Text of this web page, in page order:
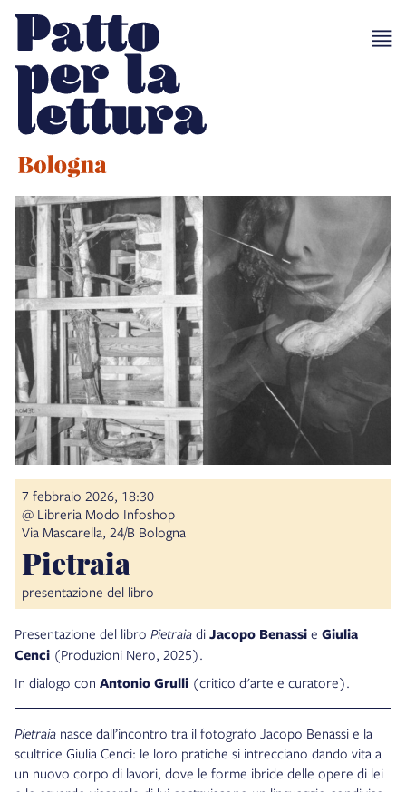
7 febbraio 2026, 18:30
@ Libreria Modo Infoshop
Via Mascarella, 24/B Bologna
Pietraia
presentazione del libro
Presentazione del libro Pietraia di Jacopo Benassi e Giulia
Cenci (Produzioni Nero, 2025).
In dialogo con Antonio Grulli (critico d'arte e curatore).
Pietraia nasce dall’incontro tra il fotografo Jacopo Benassi e la
scultrice Giulia Cenci: le loro pratiche si intrecciano dando vita a
un nuovo corpo di lavori, dove le forme ibride delle opere di lei